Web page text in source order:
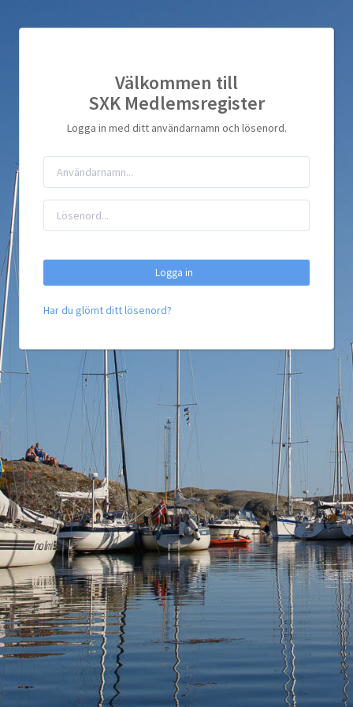
Välkommen till
SXK Medlemsregister
Logga in med ditt användarnamn och lösenord.
Logga in
Har du glömt ditt lösenord?